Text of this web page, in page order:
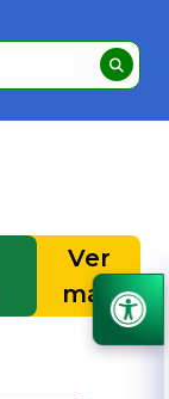
Ver
más